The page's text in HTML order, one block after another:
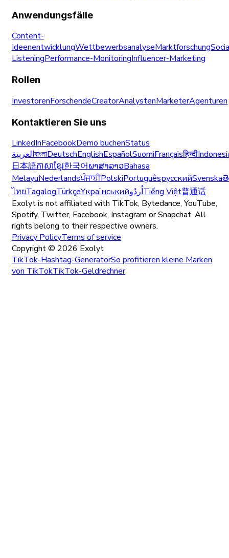
Anwendungsfälle
Content-
IdeenentwicklungWettbewerbsanalyseMarktforschung
ListeningPerformance-MonitoringInfluencer-Marketing
Rollen
InvestorenForschendeCreatorAnalystenMarketerAgenturen
Kontaktieren Sie uns
LinkedInFacebookDemo buchenStatus
العربيةবাংলাDeutschEnglishEspañolSuomiFrançaisहिन्दी
日本語ភាសាខ្មែរ한국어ພາສາລາວBahasa
MelayuNederlandsਪੰਜਾਬੀPolskiPortuguêsрусскийSvenska
ไทยTagalogTürkçeYкраїнськийاُردُوTiếng Việt普通话
Exolyt is not affiliated with TikTok, Bytedance, YouTube,
Spotify, Twitter, Facebook, Instagram or Snapchat. All
rights belong to their respective owners.
Privacy PolicyTerms of service
Copyright © 2026 Exolyt
TikTok-Hashtag-GeneratorSo profitieren kleine Marken
von TikTokTikTok-Geldrechner